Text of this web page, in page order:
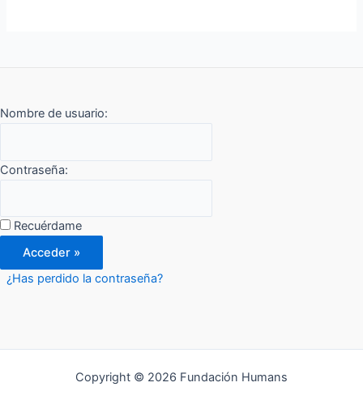
Nombre de usuario:
Contraseña:
Recuérdame
¿Has perdido la contraseña?
Copyright © 2026 Fundación Humans